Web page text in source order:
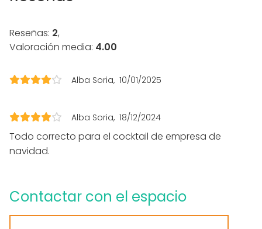
En el espacio
Zona exterior
Accesible minusválidos
Equipamiento
Tipo de eventos
Reseñas: 2,
Valoración media: 4.00
Alba Soria 10/01/2025
Alba Soria 18/12/2024
Todo correcto para el cocktail de empresa de
navidad.
Contactar con el espacio